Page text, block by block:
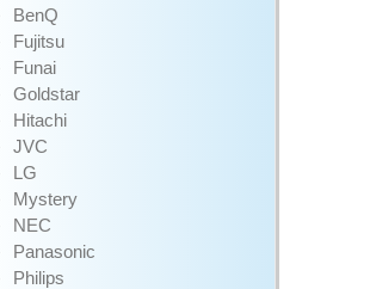
BenQ
Fujitsu
Funai
Goldstar
Hitachi
JVC
LG
Mystery
NEC
Panasonic
Philips